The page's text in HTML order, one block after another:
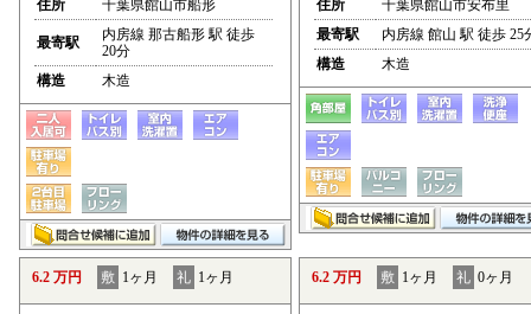
住所
千葉県館山市船形
最寄駅
内房線 那古船形 駅 徒歩
20分
構造
木造
住所
千葉県館山市安布里
最寄駅
内房線 館山 駅 徒歩 25
構造
木造
6.2 万円 敷 1ヶ月 礼 1ヶ月 6.2 万円 敷 1ヶ月 礼 0ヶ月